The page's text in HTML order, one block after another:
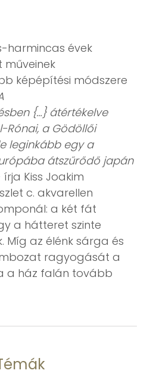
harmincas évek
műveinek
képépítési módszere
{…} átértékelve
Rónai, a Gödöllői
leginkább egy a
átszűrődő japán
Kiss Joakim
c. akvarellen
a két fát
a hátteret szinte
Míg az élénk sárga és
ragyogását a
a ház falán tovább